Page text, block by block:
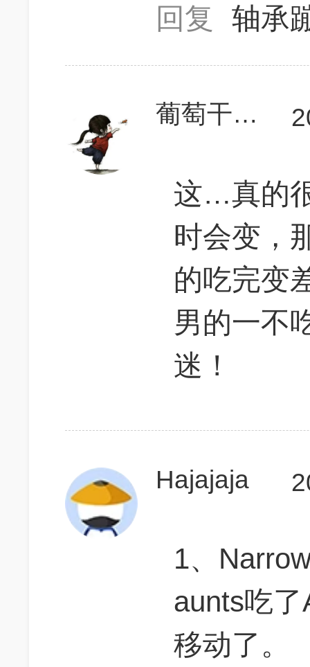
回复 轴承
葡萄干布丁
这…真的
时会变，
的吃完变
男的一不
迷！
Hajajaja
1、
aunts吃
移动了。